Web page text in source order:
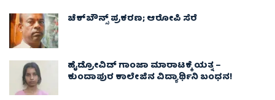
ಚೆಕ್​ಬೌನ್ಸ್​ ಪ್ರಕರಣ; ಆರೋಪಿ ಸೆರೆ
ಹೈಡ್ರೋವಿಡ್ ಗಾಂಜಾ ಮಾರಾಟಕ್ಕೆ ಯತ್ನ –
ಕುಂದಾಪುರ ಕಾಲೇಜಿನ ವಿದ್ಯಾರ್ಥಿನಿ ಬಂಧನ!